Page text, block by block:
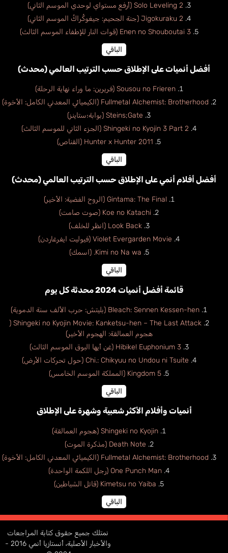
Solo Leveling 2 (أرفع مستواي لوحدي الموسم الثاني)
Jigokuraku 2 (جنة الجحيم: جيغوكُراكُ الموسم الثاني)
Enen no Shouboutai 3 (قوات النار للإطفاء الموسم الثالث)
الباقي
أفضل أنميات على الإطلاق حسب الترتيب العالمي (محدث)
Sousou no Frieren (فريرين: ما وراء نهاية الرحلة)
Fullmetal Alchemist: Brotherhood (الكيميائي المعدني الكامل: الأخوة)
Steins;Gate (بوابة؛ستاينز)
Shingeki no Kyojin 3 Part 2 (الجزء الثاني للموسم الثالث)
Hunter x Hunter 2011 (القناص)
الباقي
أفضل أفلام أنمي على الإطلاق حسب الترتيب العالمي (محدث)
Gintama: The Final (الروح الفضية: الأخير)
Koe no Katachi (صوت صامت)
Look Back (انظر للخلف)
Violet Evergarden Movie (فيوليت ايفرغاردن)
Kimi no Na wa. (اسمك)
الباقي
قائمة أفضل أنميات 2024 محدثة كل يوم
Bleach: Sennen Kessen-hen (بليتش: حرب الألف سنة الدموية)
Shingeki no Kyojin Movie: Kanketsu-hen – The Last Attack (
هجوم العمالقة: الهجوم الأخير)
Hibike! Euphonium 3 (غن أيها البوق الموسم الثالث)
Chi.: Chikyuu no Undou ni Tsuite (حول تحركات الأرض)
Kingdom 5 (المملكة الموسم الخامس)
الباقي
أنميات وأفلام الأكثر شعبية وشهرة على الإطلاق
Shingeki no Kyojin (هجوم العمالقة)
Death Note (مذكرة الموت)
Fullmetal Alchemist: Brotherhood (الكيميائي المعدني الكامل: الأخوة)
One Punch Man (رجل اللكمة الواحدة)
Kimetsu no Yaiba (قاتل الشياطين)
الباقي
نمتلك جميع حقوق كتابة المراجعات
والأخبار الأصلية، أنستازيا أنمي 2016 -